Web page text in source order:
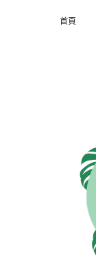
首頁